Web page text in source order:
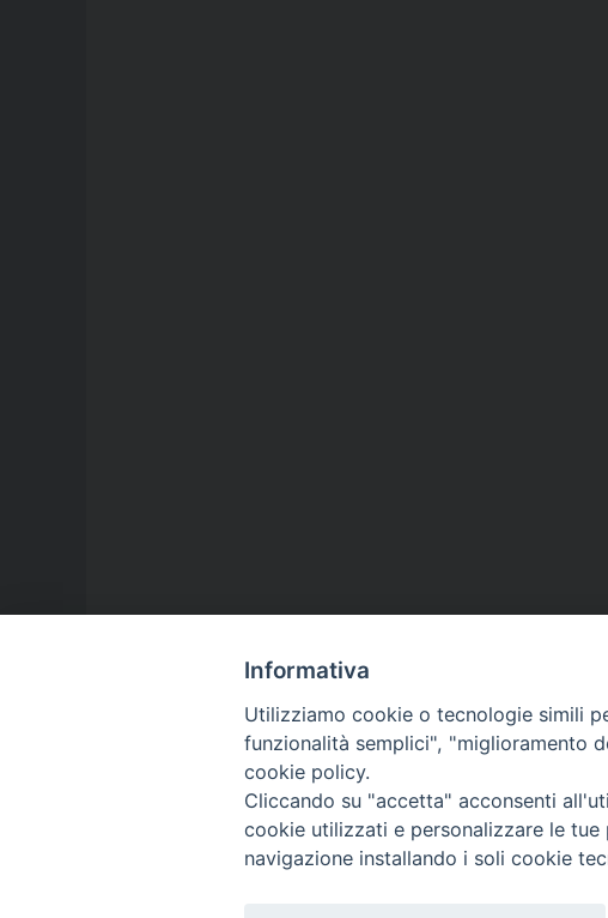
Informativa
Utilizziamo cookie o tecnologie simili
funzionalità semplici", "miglioramento
cookie policy.
Cliccando su "accetta" acconsenti
cookie utilizzati e personalizzare le
navigazione installando i soli cookie